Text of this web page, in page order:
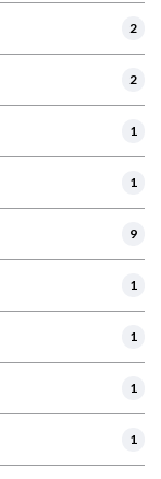
2
2
1
1
9
1
1
1
1